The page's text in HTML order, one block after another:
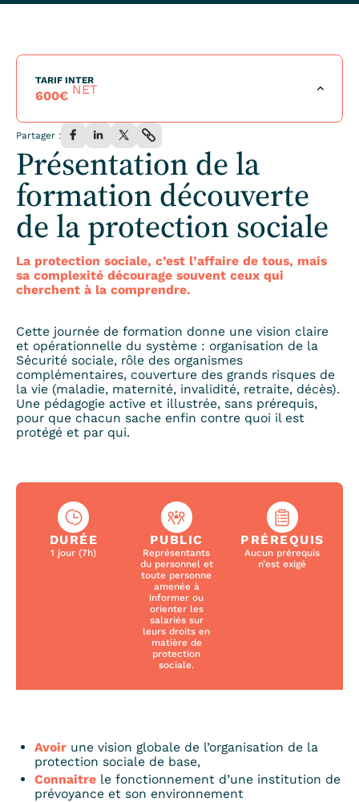
Présentation de la
formation découverte
de la protection sociale
La protection sociale, c’est l’affaire de tous, mais
sa complexité décourage souvent ceux qui
cherchent à la comprendre.
Cette journée de formation donne une vision claire
et opérationnelle du système : organisation de la
Sécurité sociale, rôle des organismes
complémentaires, couverture des grands risques de
la vie (maladie, maternité, invalidité, retraite, décès).
Une pédagogie active et illustrée, sans prérequis,
pour que chacun sache enfin contre quoi il est
protégé et par qui.
DURÉE
1 jour (7h)
PUBLIC
Représentants
du personnel et
toute personne
amenée à
informer ou
orienter les
salariés sur
leurs droits en
matière de
protection
sociale.
PRÉREQUIS
Aucun prérequis
n’est exigé
Avoir une vision globale de l’organisation de la
protection sociale de base,
Connaitre le fonctionnement d’une institution de
prévoyance et son environnement
TARIF INTER
600€ NET
Tarif par personne pour l’ensemble de la formation incluant
le repas du midi.
S'inscrire à la formation
TARIF INTRA
Demander un devis
Partager :